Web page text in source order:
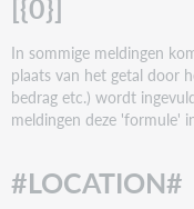
0156
Let
0157
[{0}]
In sommige meldingen
plaats van het getal door
bedrag etc.) wordt
meldingen deze 'formule'
#LOCATION#